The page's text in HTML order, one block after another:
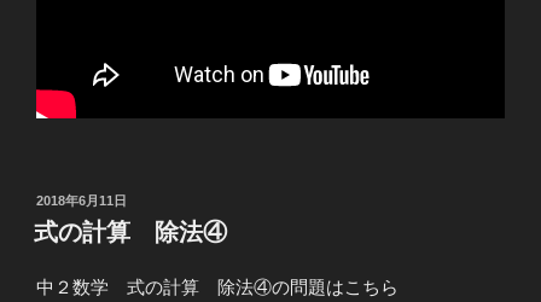
投
稿
日:
2018年6月11日
式の計算 除法④
中２数学 式の計算 除法④の問題はこちら